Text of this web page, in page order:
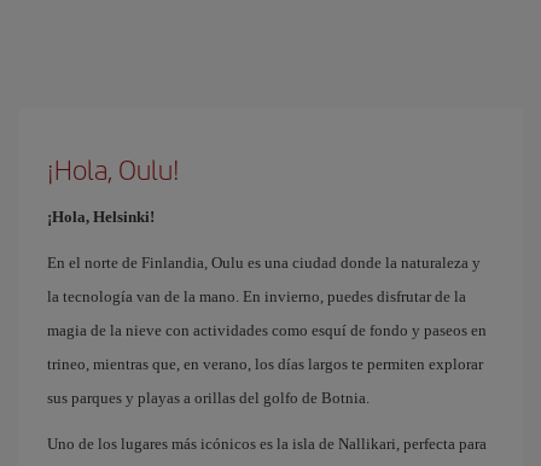
¡Hola, Oulu!
¡Hola, Helsinki!
En el norte de Finlandia, Oulu es una ciudad donde la naturaleza y
la tecnología van de la mano. En invierno, puedes disfrutar de la
magia de la nieve con actividades como esquí de fondo y paseos en
trineo, mientras que, en verano, los días largos te permiten explorar
sus parques y playas a orillas del golfo de Botnia.
Uno de los lugares más icónicos es la isla de Nallikari, perfecta para